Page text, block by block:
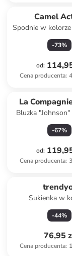
Camel
Spodnie w
-73%
od:
Cena producenta:
La
Bluzka
zielonym
-67%
od:
Cena producenta:
Sukienka w
-44%
76,95
Cena producenta: